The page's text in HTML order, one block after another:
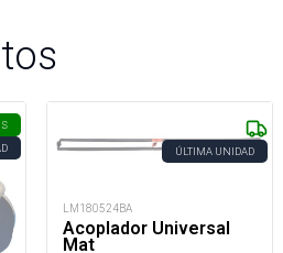
ÚLTIMA UNIDAD
LM180524BA
Acoplador Universal
Mat